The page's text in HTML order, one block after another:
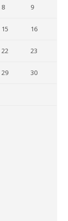
8 9
15 16
22 23
29 30